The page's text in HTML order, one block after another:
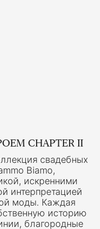
CHAPTER II
свадебных
Biamo,
искренними
интерпретацией
моды. Каждая
историю
благородные